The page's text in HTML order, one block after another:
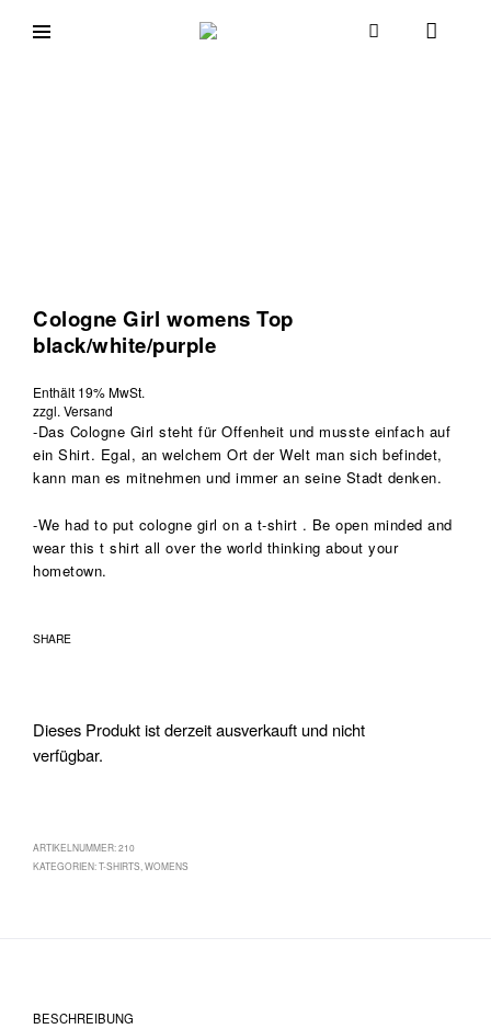
Cologne Girl womens Top
black/white/purple
Enthält 19% MwSt.
zzgl. Versand
-Das Cologne Girl steht für Offenheit und musste einfach auf
ein Shirt. Egal, an welchem Ort der Welt man sich befindet,
kann man es mitnehmen und immer an seine Stadt denken.
-We had to put cologne girl on a t-shirt . Be open minded and
wear this t shirt all over the world thinking about your
hometown.
SHARE
Dieses Produkt ist derzeit ausverkauft und nicht
verfügbar.
ARTIKELNUMMER:210
KATEGORIEN:T-SHIRTS WOMENS
BESCHREIBUNG